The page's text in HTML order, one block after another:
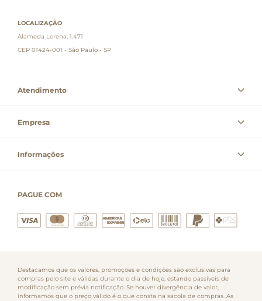
LOCALIZAÇÃO
Alameda Lorena, 1.471
CEP 01424-001 - São Paulo - SP
Atendimento
Empresa
Informações
PAGUE COM
Destacamos que os valores, promoções e condições são exclusivas para
compras pelo site e válidas durante o dia de hoje, estando passíveis de
modificação sem prévia notificação. Se houver divergência de valor,
informamos que o preço válido é o que consta na sacola de compras. As